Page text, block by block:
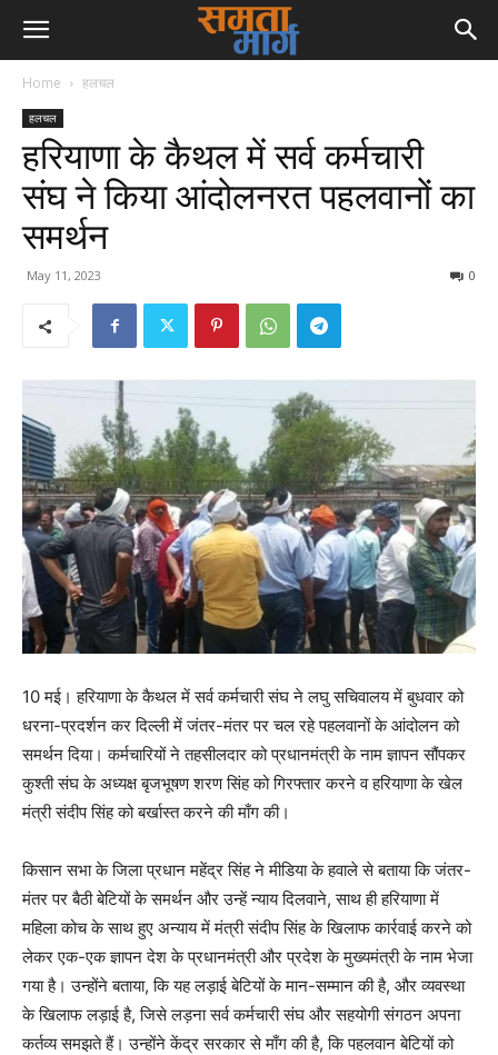
Home हलचल
हलचल
हरियाणा के कैथल में सर्व कर्मचारी
संघ ने किया आंदोलनरत पहलवानों का
समर्थन
May 11, 2023 0
10 मई। हरियाणा के कैथल में सर्व कर्मचारी संघ ने लघु सचिवालय में बुधवार को
धरना-प्रदर्शन कर दिल्ली में जंतर-मंतर पर चल रहे पहलवानों के आंदोलन को
समर्थन दिया। कर्मचारियों ने तहसीलदार को प्रधानमंत्री के नाम ज्ञापन सौंपकर
कुश्ती संघ के अध्यक्ष बृजभूषण शरण सिंह को गिरफ्तार करने व हरियाणा के खेल
मंत्री संदीप सिंह को बर्खास्त करने की माँग की।
किसान सभा के जिला प्रधान महेंद्र सिंह ने मीडिया के हवाले से बताया कि जंतर-
मंतर पर बैठी बेटियों के समर्थन और उन्हें न्याय दिलवाने, साथ ही हरियाणा में
महिला कोच के साथ हुए अन्याय में मंत्री संदीप सिंह के खिलाफ कार्रवाई करने को
लेकर एक-एक ज्ञापन देश के प्रधानमंत्री और प्रदेश के मुख्यमंत्री के नाम भेजा
गया है। उन्होंने बताया, कि यह लड़ाई बेटियों के मान-सम्मान की है, और व्यवस्था
के खिलाफ लड़ाई है, जिसे लड़ना सर्व कर्मचारी संघ और सहयोगी संगठन अपना
कर्तव्य समझते हैं। उन्होंने केंद्र सरकार से माँग की है, कि पहलवान बेटियों को